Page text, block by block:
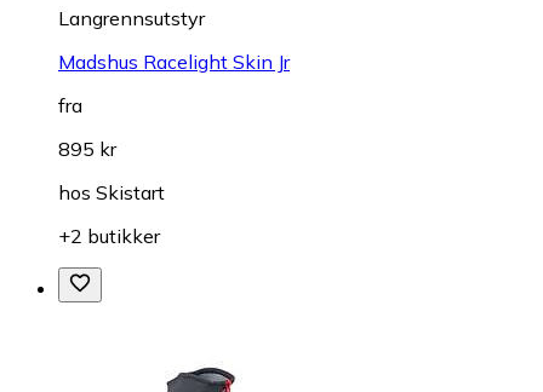
Langrennsutstyr
Madshus Racelight Skin Jr
fra
895 kr
hos Skistart
+2 butikker